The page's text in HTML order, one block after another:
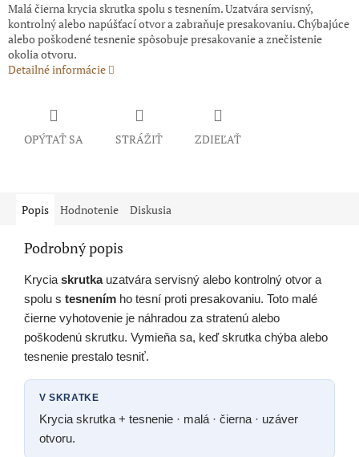
Malá čierna krycia skrutka spolu s tesnením. Uzatvára servisný,
kontrolný alebo napúšťací otvor a zabraňuje presakovaniu. Chýbajúce
alebo poškodené tesnenie spôsobuje presakovanie a znečistenie
okolia otvoru.
Detailné informácie
OPÝTAŤ SA STRÁŽIŤ ZDIEĽAŤ
Popis Hodnotenie Diskusia
Podrobný popis
Krycia skrutkauzatvára servisný alebo kontrolný otvor a
spolu s tesnením ho tesní proti presakovaniu. Toto malé
čierne vyhotovenie je náhradou za stratenú alebo
poškodenú skrutku. Vymieňa sa, keď skrutka chýba alebo
tesnenie prestalo tesniť.
V SKRATKE
Krycia skrutka + tesnenie · malá · čierna · uzáver
otvoru.